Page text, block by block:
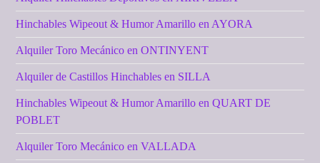
Hinchables Wipeout & Humor Amarillo en AYORA
Alquiler Toro Mecánico en ONTINYENT
Alquiler de Castillos Hinchables en SILLA
Hinchables Wipeout & Humor Amarillo en QUART DE
POBLET
Alquiler Toro Mecánico en VALLADA